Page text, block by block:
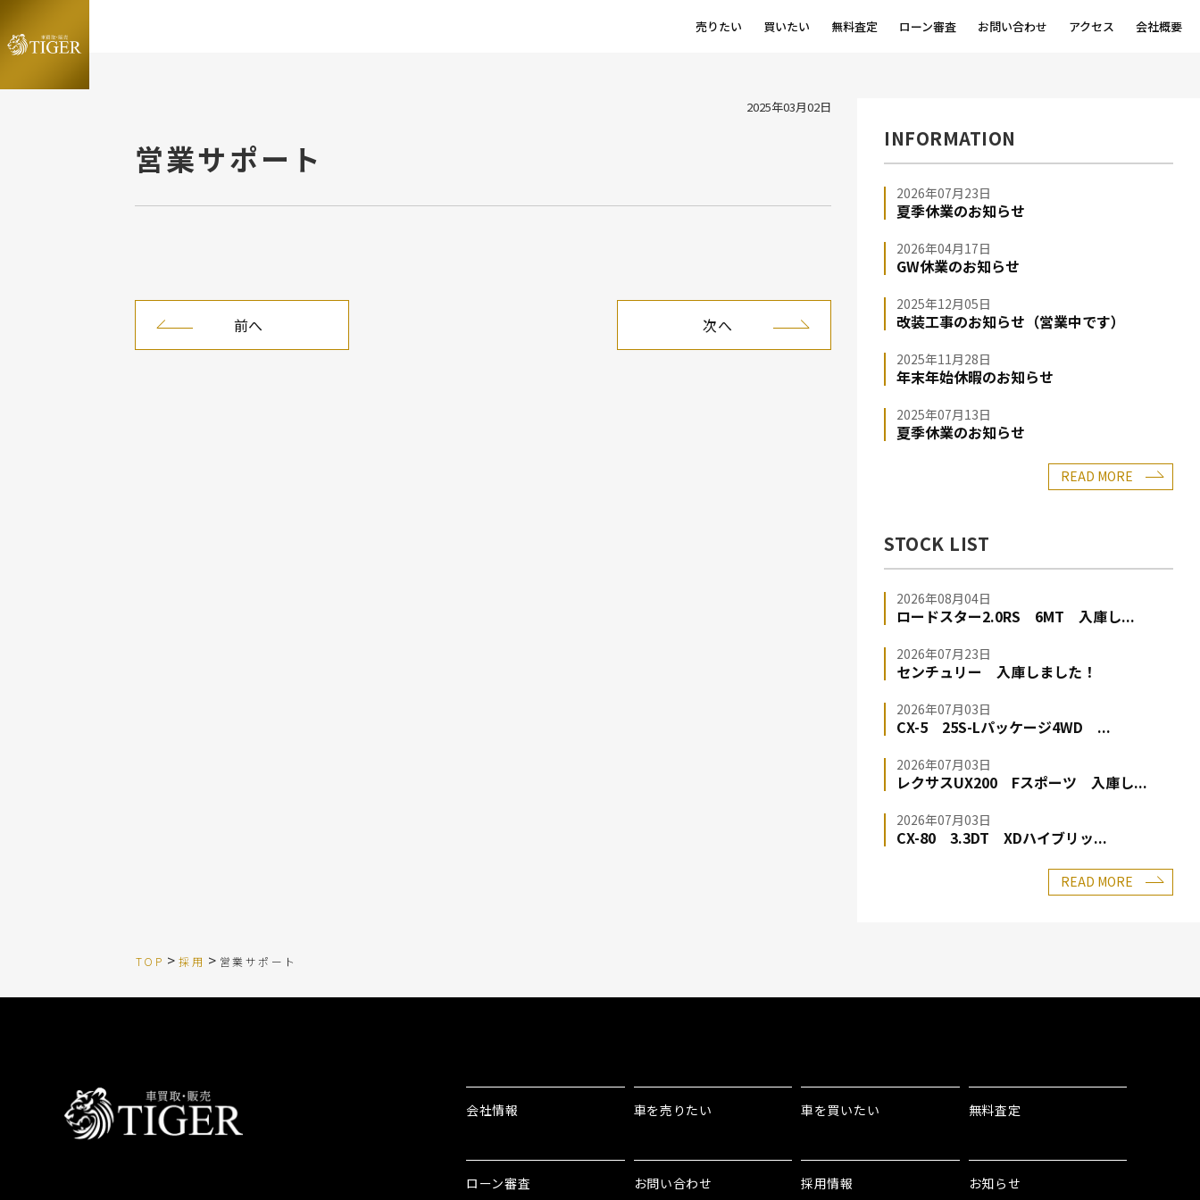
売りたい 買いたい 無料査定 ローン審査 お問い合わせ アクセス 会社概要
2025年03月02日
営業サポート​
前へ 次へ
INFORMATION
2026年07月23日
夏季休業のお知らせ
2026年04月17日
GW休業のお知らせ
2025年12月05日
改装工事のお知らせ（営業中です）
2025年11月28日
年末年始休暇のお知らせ
2025年07月13日
夏季休業のお知らせ
READ MORE
STOCK LIST
2026年08月04日
ロードスター2.0RS 6MT 入庫し...
2026年07月23日
センチュリー 入庫しました！
2026年07月03日
CX-5 25S-Lパッケージ4WD ...
2026年07月03日
レクサスUX200 Fスポーツ 入庫し...
2026年07月03日
CX-80 3.3DT XDハイブリッ...
READ MORE
TOP >採用 > 営業サポート​
会社情報 車を売りたい 車を買いたい 無料査定
ローン審査 お問い合わせ 採用情報
お知らせ